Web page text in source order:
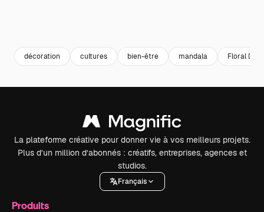
décoration cultures bien-être mandala Floral
La plateforme créative pour donner vie à vos meilleurs projets.
Plus d’un million d’abonnés : créatifs, entreprises, agences et
studios.
Français
Produits